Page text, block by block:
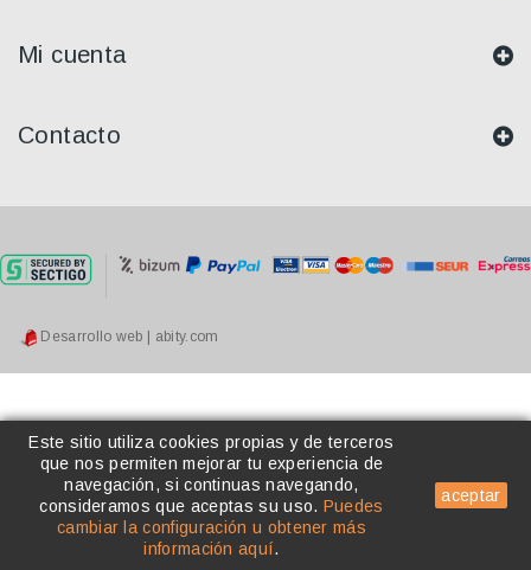
Este sitio utiliza cookies propias y de terceros
que nos permiten mejorar tu experiencia de
navegación, si continuas navegando,
consideramos que aceptas su uso. Puedes
cambiar la configuración u obtener más
información aquí.
aceptar
Mi cuenta
Contacto
Desarrollo web | abity.com